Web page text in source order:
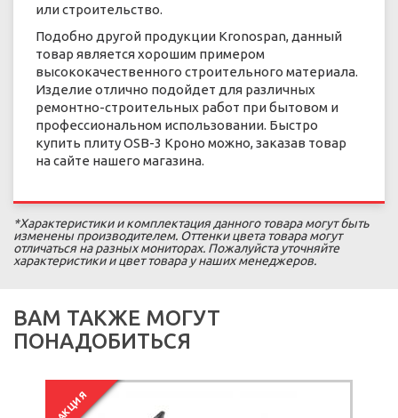
или строительство.
Подобно другой продукции Kronospan, данный
товар является хорошим примером
высококачественного строительного материала.
Изделие отлично подойдет для различных
ремонтно-строительных работ при бытовом и
профессиональном использовании. Быстро
купить плиту OSB-3 Кроно можно, заказав товар
на сайте нашего магазина.
*Характеристики и комплектация данного товара могут быть
изменены производителем. Оттенки цвета товара могут
отличаться на разных мониторах. Пожалуйста уточняйте
характеристики и цвет товара у наших менеджеров.
ВАМ ТАКЖЕ МОГУТ
ПОНАДОБИТЬСЯ